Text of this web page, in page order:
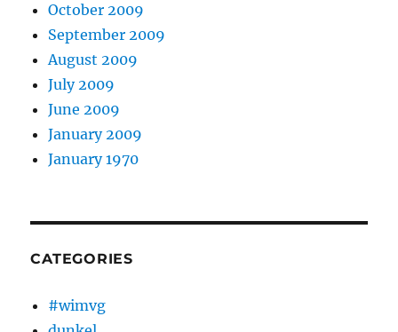
October 2009
September 2009
August 2009
July 2009
June 2009
January 2009
January 1970
CATEGORIES
#wimvg